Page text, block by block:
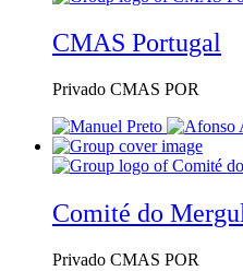
CMAS Portugal
Privado CMAS POR
Comité do
Privado CMAS POR